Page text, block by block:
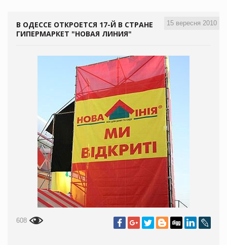
15 вересня 2010
В ОДЕССЕ ОТКРОЕТСЯ 17-Й В СТРАНЕ
ГИПЕРМАРКЕТ "НОВАЯ ЛИНИЯ"
608